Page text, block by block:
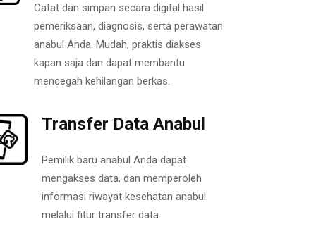
Catat dan simpan secara digital hasil
pemeriksaan, diagnosis, serta perawatan
anabul Anda. Mudah, praktis diakses
kapan saja dan dapat membantu
mencegah kehilangan berkas.
Transfer Data Anabul
Pemilik baru anabul Anda dapat
mengakses data, dan memperoleh
informasi riwayat kesehatan anabul
melalui fitur transfer data.